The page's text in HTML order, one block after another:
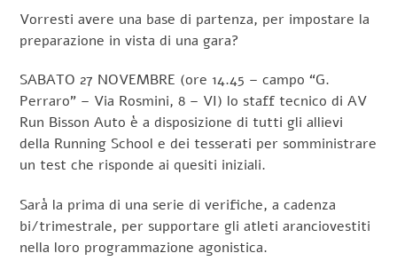
Vorresti avere una base di partenza, per impostare la
preparazione in vista di una gara?
SABATO 27 NOVEMBRE (ore 14.45 – campo “G.
Perraro” – Via Rosmini, 8 – VI) lo staff tecnico di AV
Run Bisson Auto è a disposizione di tutti gli allievi
della Running School e dei tesserati per somministrare
un test che risponde ai quesiti iniziali.
Sarà la prima di una serie di verifiche, a cadenza
bi/trimestrale, per supportare gli atleti aranciovestiti
nella loro programmazione agonistica.